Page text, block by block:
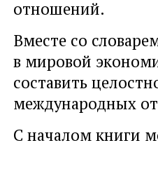
отношений.
Вместе со
в мировой
составить
международных
С началом книги